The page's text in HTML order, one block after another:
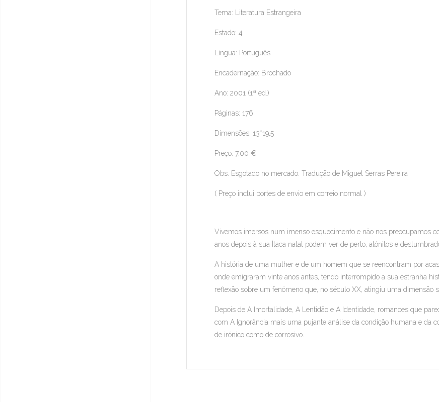
Tema: Literatura Estrangeira
Estado: 4
Língua: Português
Encadernação: Brochado
Ano: 2001 (1ª ed.)
Páginas: 176
Dimensões: 13*19,5
Preço: 7,00 €
Obs. Esgotado no mercado. Tradução de Miguel Serras Pereira
( Preço inclui portes de envio em correio normal )
Vivemos imersos num imenso esquecimento e não nos preocupamos
anos depois à sua Ítaca natal podem ver de perto, atónitos e
A história de uma mulher e de um homem que se reencontram por
onde emigraram vinte anos antes, tendo interrompido a sua estranha
reflexão sobre um fenómeno que, no século XX, atingiu uma dimensão
Depois de A Imortalidade, A Lentidão e A Identidade, romances que
com A Ignorância mais uma pujante análise da condição humana e da
de irónico como de corrosivo.